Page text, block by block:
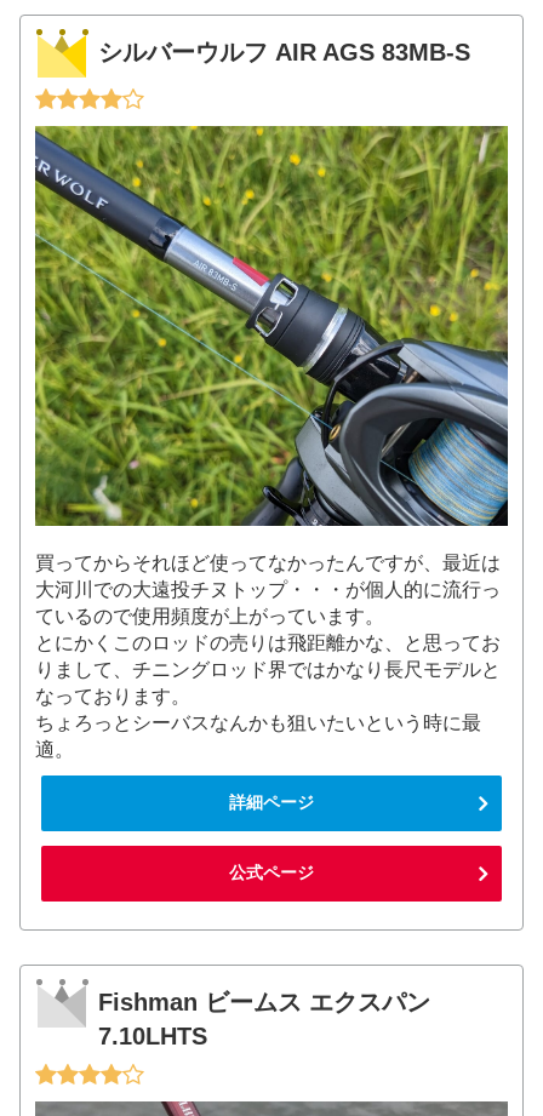
シルバーウルフ AIR AGS 83MB-S
買ってからそれほど使ってなかったんですが、最近は
大河川での大遠投チヌトップ・・・が個人的に流行っ
ているので使用頻度が上がっています。
とにかくこのロッドの売りは飛距離かな、と思ってお
りまして、チニングロッド界ではかなり長尺モデルと
なっております。
ちょろっとシーバスなんかも狙いたいという時に最
適。
詳細ページ
公式ページ
Fishman ビームス エクスパン
7.10LHTS